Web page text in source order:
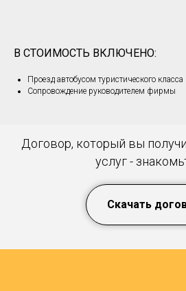
В СТОИМОСТЬ ВКЛЮЧЕНО:
Проезд автобусом туристического класса
Сопровождение руководителем фирмы
Договор, который вы
услуг -
Скачать